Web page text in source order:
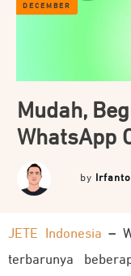
DECEMBER
Mudah,
WhatsApp
by
JETE Indonesia –
terbarunya